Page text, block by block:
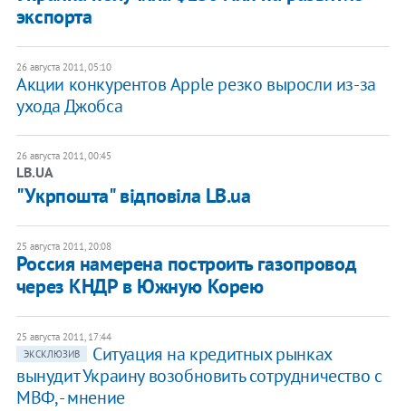
экспорта
26 августа 2011, 05:10
Акции конкурентов Apple резко выросли из-за
ухода Джобса
26 августа 2011, 00:45
LB.UA
"Укрпошта" відповіла LB.ua
25 августа 2011, 20:08
Россия намерена построить газопровод
через КНДР в Южную Корею
25 августа 2011, 17:44
ЭКСКЛЮЗИВ
Ситуация на кредитных рынках
вынудит Украину возобновить сотрудничество с
МВФ, - мнение